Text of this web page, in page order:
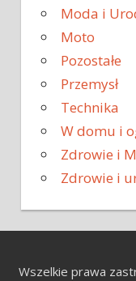
Moda i
Moto
Pozostałe
Przemysł
Technika
W domu i
Zdrowie i
Zdrowie i
Wszelkie prawa